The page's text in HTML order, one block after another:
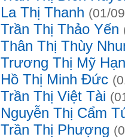
La Thị Thanh (01/
Trần Thị Thảo Yến
Thân Thị Thùy
Trương Thị Mỹ
Hồ Thị Minh Đức
Trần Thị Việt Tài
Nguyễn Thị Cẩm
Trần Thị Phượng